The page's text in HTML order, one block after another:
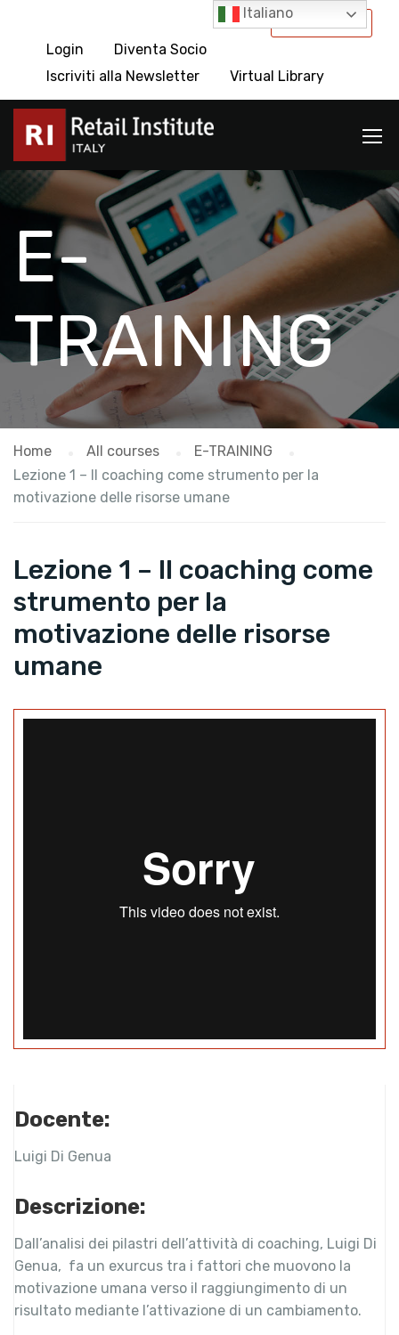
International
Login
Diventa Socio
Iscriviti alla Newsletter
Virtual Library
E-
TRAINING
Home All courses
E-TRAINING
Lezione 1 – Il coaching come strumento per la
motivazione delle risorse umane
Lezione 1 – Il coaching come
strumento per la
motivazione delle risorse
umane
Docente:
Luigi Di Genua
Descrizione:
Dall’analisi dei pilastri dell’attività di coaching, Luigi Di
Genua, fa un exurcus tra i fattori che muovono la
motivazione umana verso il raggiungimento di un
risultato mediante l’attivazione di un cambiamento.
Italiano